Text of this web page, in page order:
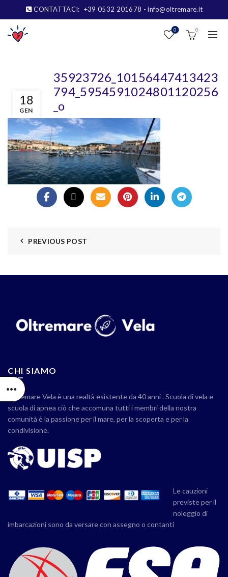
CONTATTACI: +39 0532 201678 - info@oltremare.it
0 0
18
GEN
35923726_10156447413423
794_5954591024801120256
_o
PREVIOUS POST
CHI SIAMO
Oltremare Vela è una realtà esistente da 40 anni . Scuola di vela e
scuola di apnea ciò che accomuna tutti i membri della nostra
comunità è la passione per il mare, per la scoperta e per la
condivisione.
Le cauzioni
previste per il
noleggio di
imbarcazioni sono da versare con assegno o contanti